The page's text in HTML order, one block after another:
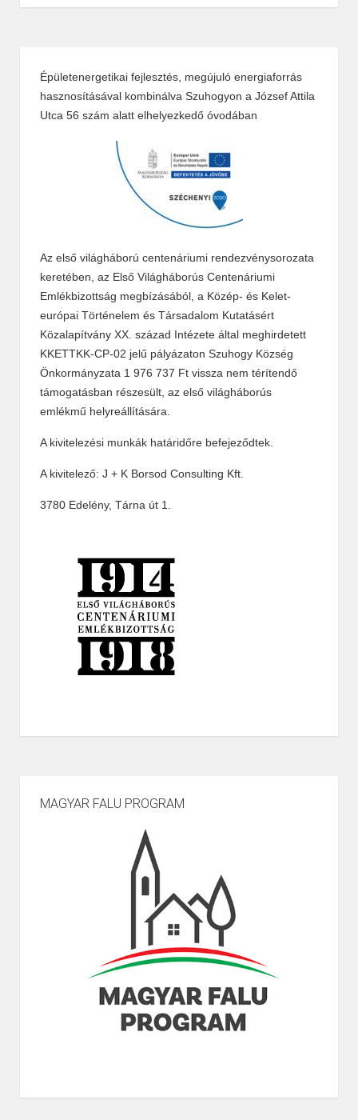
Épületenergetikai fejlesztés, megújuló energiaforrás
hasznosításával kombinálva Szuhogyon a József Attila
Utca 56 szám alatt elhelyezkedő óvodában
Az első világháború centenáriumi rendezvénysorozata
keretében, az Első Világháborús Centenáriumi
Emlékbizottság megbízásából, a Közép- és Kelet-
európai Történelem és Társadalom Kutatásért
Közalapítvány XX. század Intézete által meghirdetett
KKETTKK-CP-02 jelű pályázaton Szuhogy Község
Önkormányzata 1 976 737 Ft vissza nem térítendő
támogatásban részesült, az első világháborús
emlékmű helyreállítására.
A kivitelezési munkák határidőre befejeződtek.
A kivitelező: J + K Borsod Consulting Kft.
3780 Edelény, Tárna út 1.
MAGYAR FALU PROGRAM